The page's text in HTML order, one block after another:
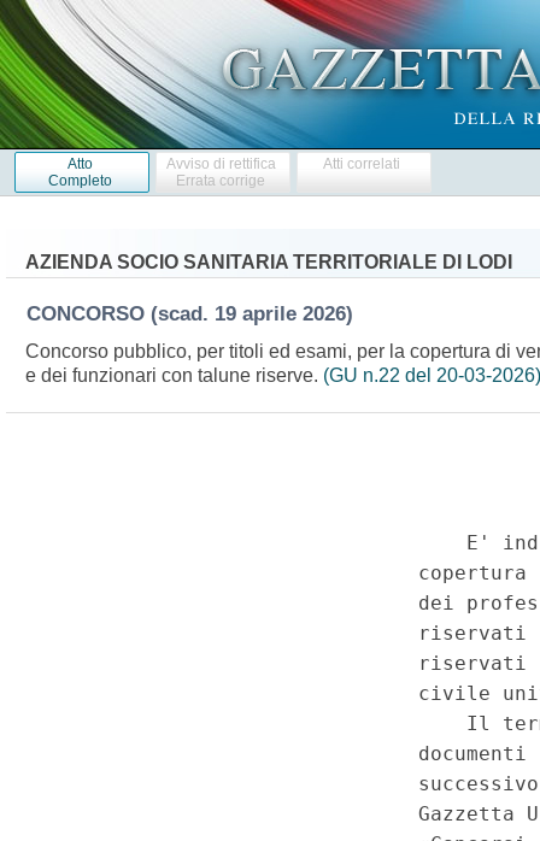
Atto
Completo
Avviso di rettifica
Errata corrige
Atti correlati
AZIENDA SOCIO SANITARIA TERRITORIALE DI LODI
CONCORSO (scad. 19 aprile 2026)
Concorso pubblico, per titoli ed esami, per la copertura di
e dei funzionari con talune riserve. (GU n.22 del 20-03-2026)